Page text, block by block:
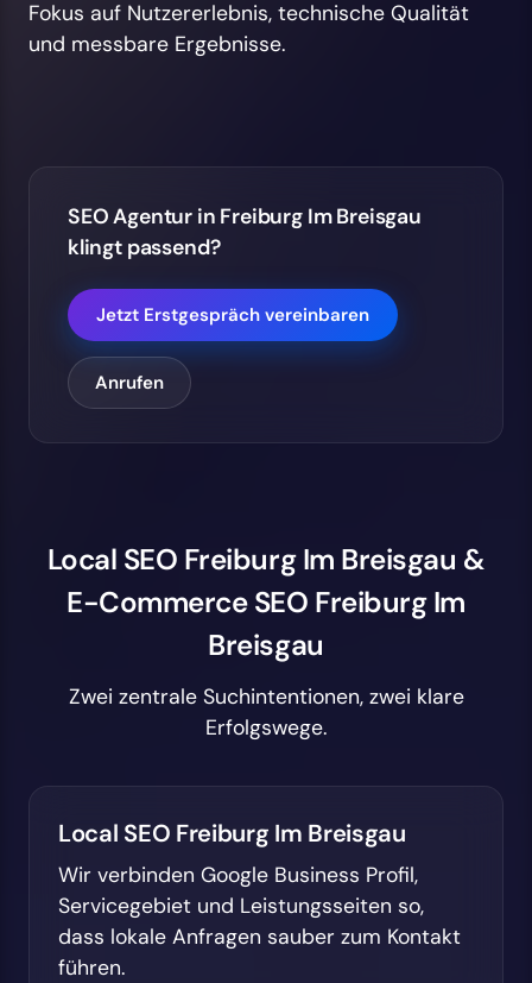
Fokus auf Nutzererlebnis, technische Qualität
und messbare Ergebnisse.
SEO Agentur in Freiburg Im Breisgau
klingt passend?
Jetzt Erstgespräch vereinbaren
Anrufen
Local SEO Freiburg Im Breisgau &
E-Commerce SEO Freiburg Im
Breisgau
Zwei zentrale Suchintentionen, zwei klare
Erfolgswege.
Local SEO Freiburg Im Breisgau
Wir verbinden Google Business Profil,
Servicegebiet und Leistungsseiten so,
dass lokale Anfragen sauber zum Kontakt
führen.